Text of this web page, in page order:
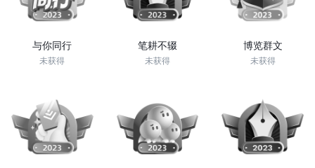
与你同行
未获得
笔耕不辍
未获得
博览群文
未获得